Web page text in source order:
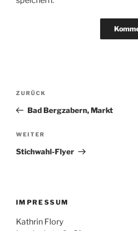
Vorheriger
ZURÜCK
Bad Bergzabern, Markt
Nächster
WEITER
Stichwahl-Flyer
IMPRESSUM
Kathrin Flory